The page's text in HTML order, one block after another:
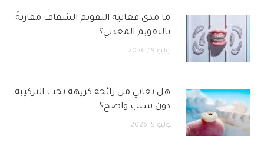
ما مدى فعالية التقويم الشفاف مقارنةً
بالتقويم المعدني؟
يوليو 19, 2026
هل تعاني من رائحة كريهة تحت التركيبة
دون سبب واضح؟
يوليو 5, 2026